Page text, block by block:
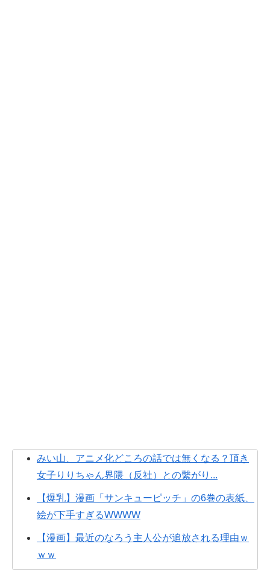
みい山、アニメ化どころの話では無くなる？頂き
女子りりちゃん界隈（反社）との繫がり...
【爆乳】漫画「サンキューピッチ」の6巻の表紙、
絵が下手すぎるWWWW
【漫画】最近のなろう主人公が追放される理由ｗ
ｗｗ